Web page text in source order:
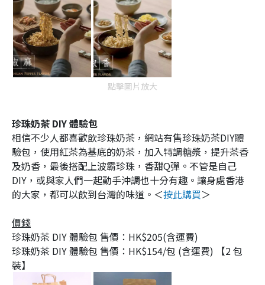
點擊圖片放大
珍珠奶茶 DIY 體驗包
相信不少人都喜歡飲珍珠奶茶，網站有售珍珠奶茶DIY體
驗包，使用紅茶為基底的奶茶，加入特調糖漿，提升茶香
及奶香，最後搭配上波霸珍珠，香甜Q彈。不管是自己
DIY，或與家人們一起動手沖調也十分有趣。讓身處香港
的大家，都可以飲到台灣的味道。＜按此購買＞
價錢
珍珠奶茶 DIY 體驗包 售價：HK$205(含運費)
珍珠奶茶 DIY 體驗包 售價：HK$154/包 (含運費) 【2 包
裝】